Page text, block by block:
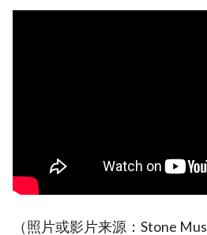
（照片或影片来源：Stone